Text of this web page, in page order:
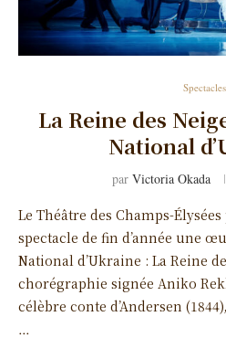
Spectacles
La Reine des
National
par Victoria Okada
Le Théâtre des Champs-
spectacle de fin d’année une
National d’Ukraine : La Reine
chorégraphie signée Aniko
célèbre conte d’Andersen
…